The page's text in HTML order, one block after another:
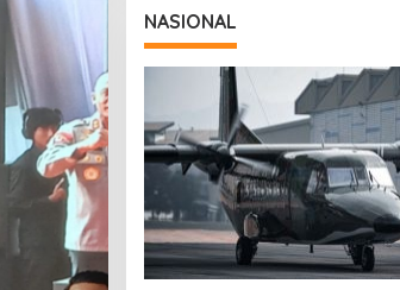
NASIONAL